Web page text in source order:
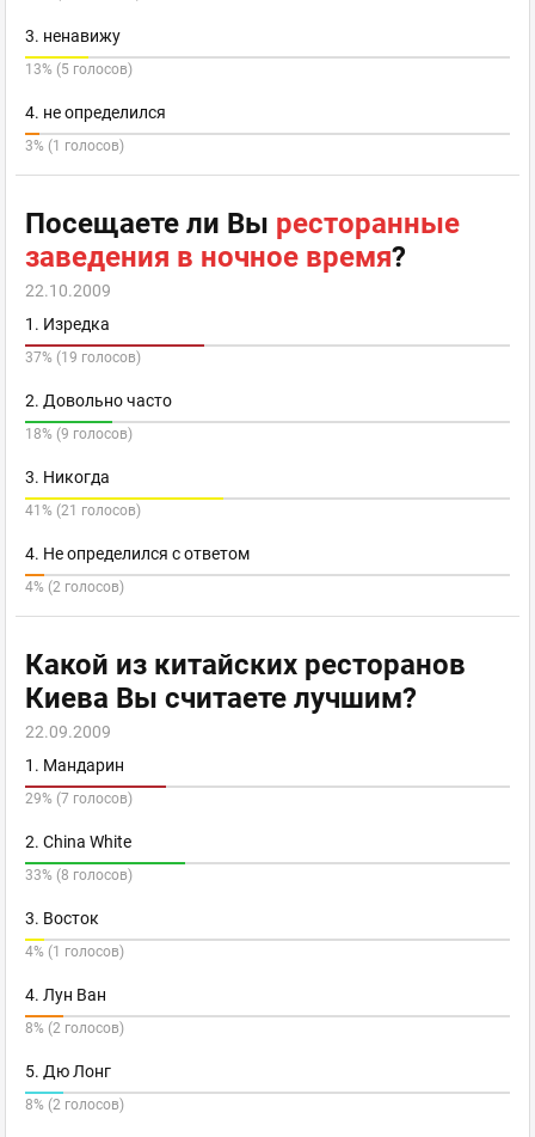
3. ненавижу
13% (5 голосов)
4. не определился
3% (1 голосов)
Посещаете ли Вы ресторанные
заведения в ночное время?
22.10.2009
1. Изредка
37% (19 голосов)
2. Довольно часто
18% (9 голосов)
3. Никогда
41% (21 голосов)
4. Не определился с ответом
4% (2 голосов)
Какой из китайских ресторанов
Киева Вы считаете лучшим?
22.09.2009
1. Мандарин
29% (7 голосов)
2. China White
33% (8 голосов)
3. Восток
4% (1 голосов)
4. Лун Ван
8% (2 голосов)
5. Дю Лонг
8% (2 голосов)